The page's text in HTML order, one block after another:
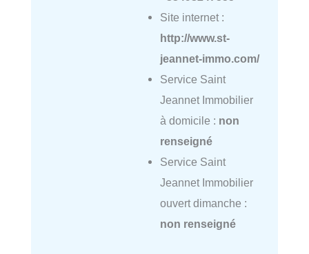
Site internet :
http://www.st-
jeannet-immo.com/
Service Saint
Jeannet Immobilier
à domicile : non
renseigné
Service Saint
Jeannet Immobilier
ouvert dimanche :
non renseigné